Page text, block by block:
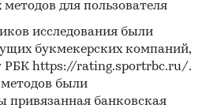
для пользователя
исследования были
букмекерских компаний,
РБК https://rating.sportrbc.ru/.
были
привязанная банковская